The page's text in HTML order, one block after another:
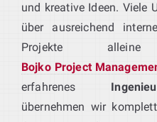
und kreative Ideen. Viele
über ausreichend
Projekte
Bojko Project
erfahrenes
übernehmen wir